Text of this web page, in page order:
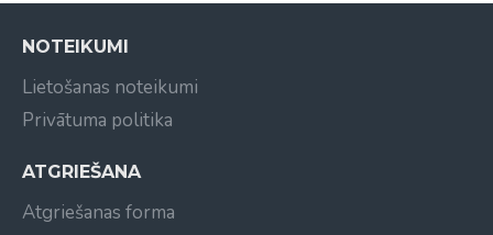
Galvenās priekšrocības:
Augstas kvalitātes speciālā keramika
Ilgāks kalpošanas laiks nekā metāla frēzēm
Smalka un precīza apstrāde
Efektīva siltuma novade, samazinot uzkaršanu
Viegli tīrāma, dezinficējama un sterilizējama
Specifikācija:
NOTEIKUMI
Lietošanas noteikumi
Privātuma politika
ATGRIEŠANA
Atgriešanas forma